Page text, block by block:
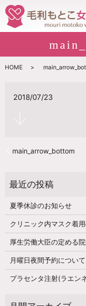
HOME
2018/07/23
main_arrow_bottom
夏季休診のお知らせ
クリニック内マスク着
厚生労働大臣の定める
月曜日夜間予約について
プラセンタ注射(ラエン